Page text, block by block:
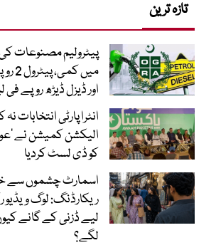
تازہ ترین
پیٹرولیم مصنوعات
اور ڈیزل ڈیڑھ روپے فی
انٹرا پارٹی انتخابات نہ
الیکشن کمیشن نے
کو ڈی لسٹ کردیا
اسمارٹ چشموں سے
ریکارڈنگ: لوگ ویڈیو
لیے ڈزنی کے گانے
لگے؟